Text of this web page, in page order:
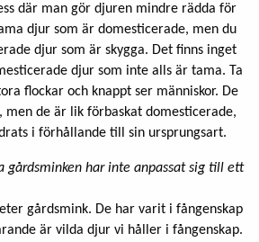
där man gör djuren mindre rädda för
djur som är domesticerade, men du
djur som är skygga. Det finns inget
djur som inte alls är tama. Ta
flockar och knappt ser människor. De
men de är lik förbaskat domesticerade,
i förhållande till sin ursprungsart.
gårdsminken har inte anpassat sig till ett
gårdsmink. De har varit i fångenskap
är vilda djur vi håller i fångenskap.